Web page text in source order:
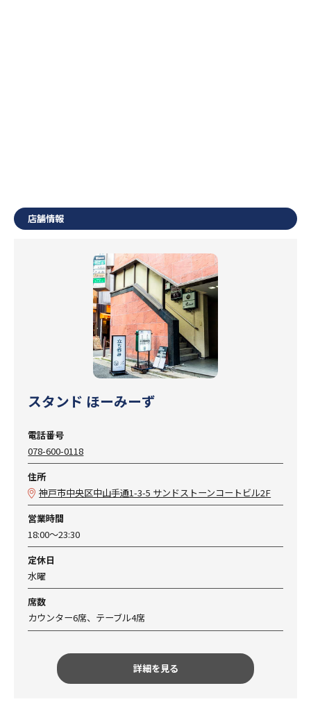
店舗情報
スタンド ほーみーず
電話番号
078-600-0118
住所
神戸市中央区中山手通1-3-5 サンドストーンコートビル2F
営業時間
18:00～23:30
定休日
水曜
席数
カウンター6席、テーブル4席
詳細を見る